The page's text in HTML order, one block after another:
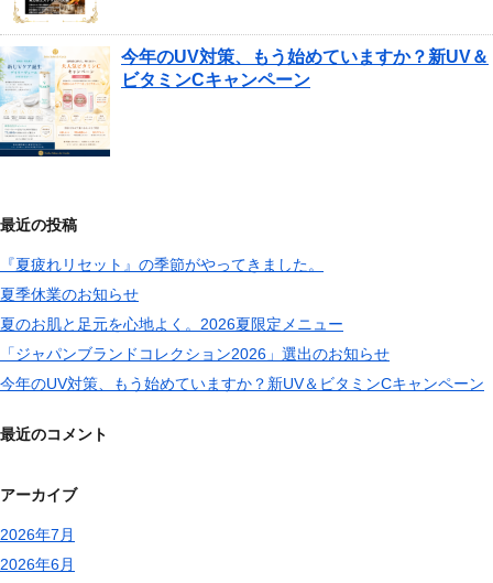
今年のUV対策、もう始めていますか？新UV＆
ビタミンCキャンペーン
最近の投稿
『夏疲れリセット』の季節がやってきました。
夏季休業のお知らせ
夏のお肌と足元を心地よく。2026夏限定メニュー
「ジャパンブランドコレクション2026」選出のお知らせ
今年のUV対策、もう始めていますか？新UV＆ビタミンCキャンペーン
最近のコメント
アーカイブ
2026年7月
2026年6月